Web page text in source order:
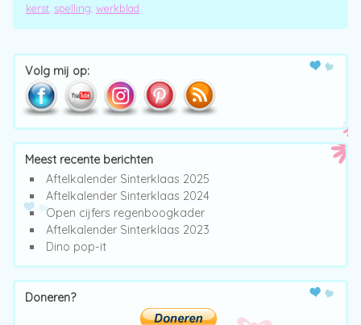
kerst spelling werkblad
Post navigation
Volg mij op:
Meest recente berichten
Aftelkalender Sinterklaas 2025
Aftelkalender Sinterklaas 2024
Open cijfers regenboogkader
Aftelkalender Sinterklaas 2023
Dino pop-it
Doneren?